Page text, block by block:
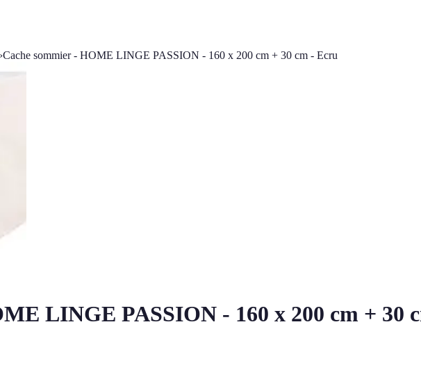
›Cache sommier - HOME LINGE PASSION - 160 x 200 cm + 30 cm - Ecru
LINGE PASSION - 160 x 200 cm + 30